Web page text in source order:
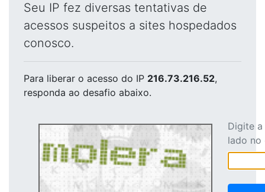
Seu IP fez diversas tentativas de
acessos suspeitos a sites hospedados
conosco.
Para liberar o acesso do IP 216.73.216.52,
responda ao desafio abaixo.
Digite
lado no